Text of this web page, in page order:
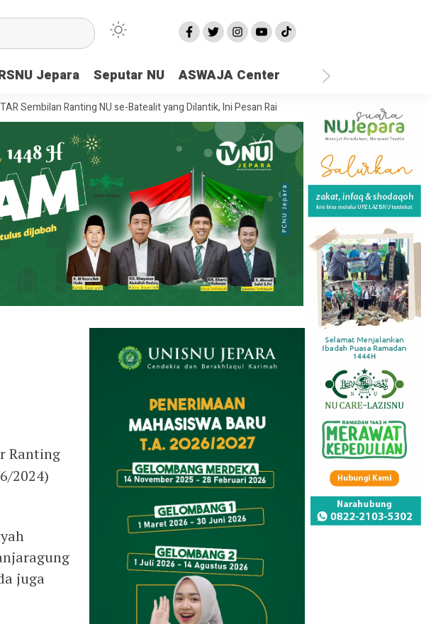
Jepara Seputar NU ASWAJA Center
Ranting NU se-Batealit yang Dilantik, Ini Pesan Rais Syuriah PCNU Jepara Ketika Semua
Ranting
2024)
juga